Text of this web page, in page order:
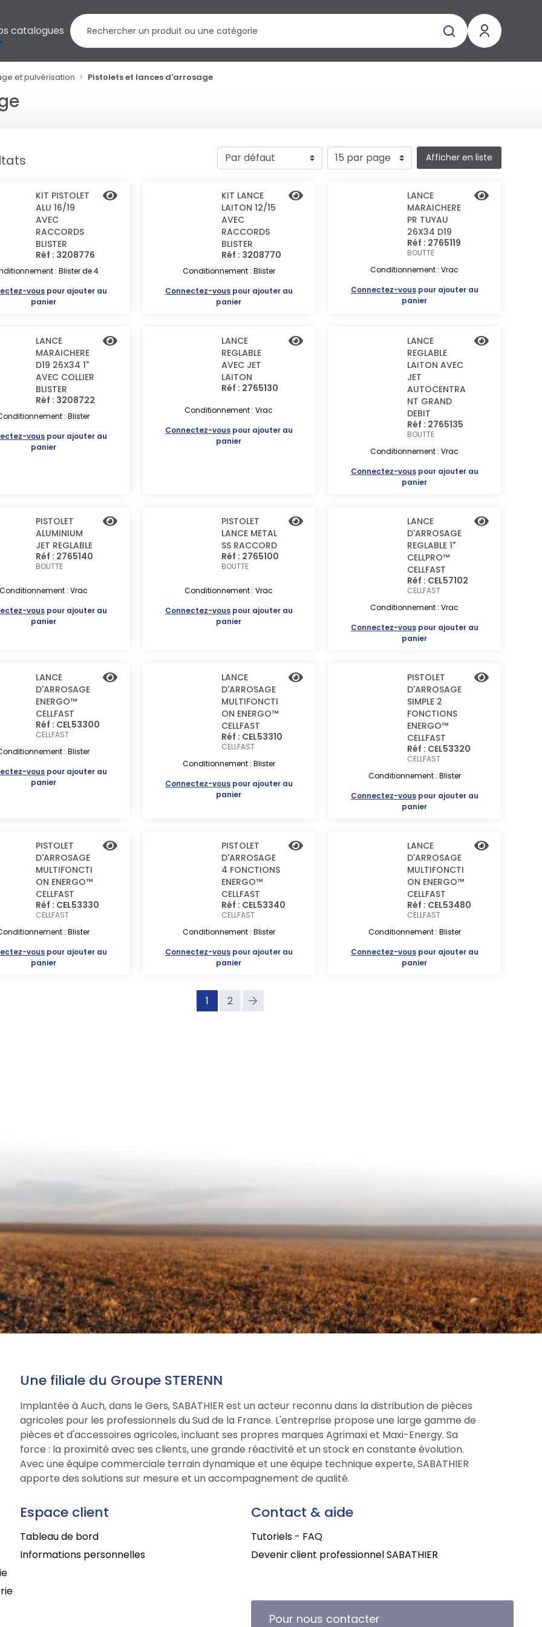
catalogues
et pulvérisation Pistolets et lances d'arrosage
Afficher en liste
KIT PISTOLET
ALU 16/19
AVEC
RACCORDS
BLISTER
Réf : 3208776
: Blister de 4
vous pour ajouter au
panier
KIT LANCE
LAITON 12/15
AVEC
RACCORDS
BLISTER
Réf : 3208770
Conditionnement : Blister
Connectez-vouspour ajouter au
panier
LANCE
MARAICHERE
PR TUYAU
26X34 D19
Réf : 2765119
BOUTTE
Conditionnement : Vrac
Connectez-vouspour ajouter au
panier
LANCE
MARAICHERE
D19 26X34 1"
AVEC COLLIER
BLISTER
Réf : 3208722
: Blister
vous pour ajouter au
panier
LANCE
REGLABLE
AVEC JET
LAITON
Réf : 2765130
Conditionnement : Vrac
Connectez-vouspour ajouter au
panier
LANCE
REGLABLE
LAITON AVEC
JET
AUTOCENTRA
NT GRAND
DEBIT
Réf : 2765135
BOUTTE
Conditionnement : Vrac
Connectez-vouspour ajouter au
panier
PISTOLET
ALUMINIUM
JET REGLABLE
Réf : 2765140
BOUTTE
: Vrac
vous pour ajouter au
panier
PISTOLET
LANCE METAL
SS RACCORD
Réf : 2765100
BOUTTE
Conditionnement : Vrac
Connectez-vouspour ajouter au
panier
LANCE
D'ARROSAGE
REGLABLE 1"
CELLPRO™
CELLFAST
Réf : CEL57102
CELLFAST
Conditionnement : Vrac
Connectez-vouspour ajouter au
panier
LANCE
D'ARROSAGE
ENERGO™
CELLFAST
Réf : CEL53300
CELLFAST
: Blister
vous pour ajouter au
panier
LANCE
D'ARROSAGE
MULTIFONCTI
ON ENERGO™
CELLFAST
Réf : CEL53310
CELLFAST
Conditionnement : Blister
Connectez-vouspour ajouter au
panier
PISTOLET
D'ARROSAGE
SIMPLE 2
FONCTIONS
ENERGO™
CELLFAST
Réf : CEL53320
CELLFAST
Conditionnement : Blister
Connectez-vouspour ajouter au
panier
PISTOLET
D'ARROSAGE
MULTIFONCTI
ON ENERGO™
CELLFAST
Réf : CEL53330
CELLFAST
: Blister
vous pour ajouter au
panier
PISTOLET
D'ARROSAGE
4 FONCTIONS
ENERGO™
CELLFAST
Réf : CEL53340
CELLFAST
Conditionnement : Blister
Connectez-vouspour ajouter au
panier
LANCE
D'ARROSAGE
MULTIFONCTI
ON ENERGO™
CELLFAST
Réf : CEL53480
CELLFAST
Conditionnement : Blister
Connectez-vouspour ajouter au
panier
1 2
Une filiale du Groupe STERENN
Implantée à Auch, dans le Gers, SABATHIER est un acteur reconnu dans la distribution de pièces
agricoles pour les professionnels du Sud de la France. L'entreprise propose une large gamme de
pièces et d'accessoires agricoles, incluant ses propres marques Agrimaxi et Maxi-Energy. Sa
force : la proximité avec ses clients, une grande réactivité et un stock en constante évolution.
Avec une équipe commerciale terrain dynamique et une équipe technique experte, SABATHIER
apporte des solutions sur mesure et un accompagnement de qualité.
Espace client
Tableau de bord
Informations personnelles
Contact & aide
Tutoriels - FAQ
Devenir client professionnel SABATHIER
Pour nous contacter